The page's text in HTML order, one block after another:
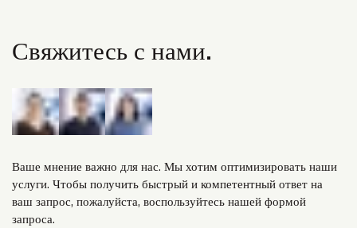
Свяжитесь с нами.
Ваше мнение важно для нас. Мы хотим оптимизировать наши
услуги. Чтобы получить быстрый и компетентный ответ на
ваш запрос, пожалуйста, воспользуйтесь нашей формой
запроса.